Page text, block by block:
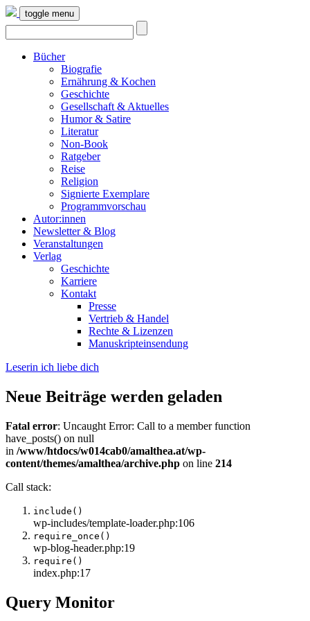
toggle menu
Bücher
Biografie
Ernährung & Kochen
Geschichte
Gesellschaft & Aktuelles
Humor & Satire
Literatur
Non-Book
Ratgeber
Reise
Religion
Signierte Exemplare
Programmvorschau
Autor:innen
Newsletter & Blog
Veranstaltungen
Verlag
Geschichte
Karriere
Kontakt
Presse
Vertrieb & Handel
Rechte & Lizenzen
Manuskripteinsendung
Leserin ich liebe dich
Neue Beiträge werden geladen
Fatal error: Uncaught Error: Call to a member function
have_posts() on null
in /www/htdocs/w014cab0/amalthea.at/wp-
content/themes/amalthea/archive.php on line 214
Call stack:
include()
wp-includes/template-loader.php:106
require_once()
wp-blog-header.php:19
require()
index.php:17
Query Monitor